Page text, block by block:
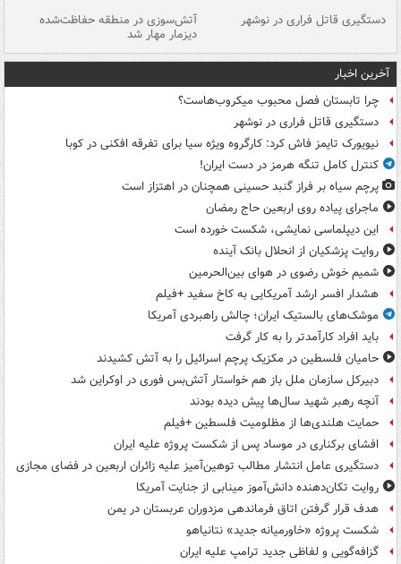
دستگیری قاتل فراری در نوشهر آتش‌سوزی در منطقه حفاظت‌شده
دیزمار مهار شد
آخرین اخبار
چرا تابستان فصل محبوب میکروب‌هاست؟
دستگیری قاتل فراری در نوشهر
نیویورک تایمز فاش کرد: کارگروه ویژه سیا برای تفرقه افکنی در کوبا
کنترل کامل تنگه هرمز در دست ایران!
پرچم سیاه بر فراز گنبد حسینی همچنان در اهتزاز است
ماجرای پیاده روی اربعین حاج رمضان
این دیپلماسی نمایشی، شکست خورده است
روایت پزشکیان از انحلال بانک آینده
شمیم خوش رضوی در هوای بین‌الحرمین
هشدار افسر ارشد آمریکایی به کاخ سفید +فیلم
موشک‌های بالستیک ایران؛ چالش راهبردی آمریکا
باید افراد کارآمدتر را به کار گرفت
حامیان فلسطین در مکزیک پرچم اسرائیل را به آتش کشیدند
دبیرکل سازمان ملل باز هم خواستار آتش‌بس فوری در اوکراین شد
آنچه رهبر شهید سال‌ها پیش دیده بودند
حمایت هلندی‌ها از مظلومیت فلسطین +فیلم
افشای برکناری در موساد پس از شکست پروژه علیه ایران
دستگیری عامل انتشار مطالب توهین‌آمیز علیه زائران اربعین در فضای مجازی
روایت تکان‌دهنده دانش‌آموز مینابی از جنایت آمریکا
هدف قرار گرفتن اتاق‌ فرماندهی مزدوران عربستان در یمن
شکست پروژه «خاورمیانه جدید» نتانیاهو
گزافه‌گویی و لفاظی جدید ترامپ علیه ایران